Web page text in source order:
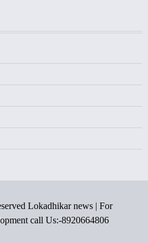
Lokadhikar news | For
call Us:-8920664806